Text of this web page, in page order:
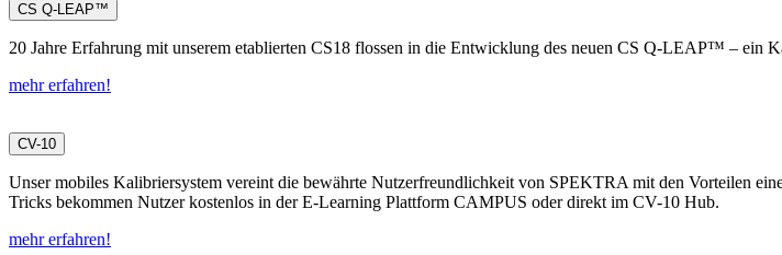
CS Q-LEAP™
20 Jahre Erfahrung mit unserem etablierten CS18 flossen in die Entwicklung des neuen CS Q-LEAP™ – ein
mehr erfahren!
CV-10
Unser mobiles Kalibriersystem vereint die bewährte Nutzerfreundlichkeit von SPEKTRA mit den Vorteilen
Tricks bekommen Nutzer kostenlos in der E-Learning Plattform CAMPUS oder direkt im CV-10 Hub.
mehr erfahren!